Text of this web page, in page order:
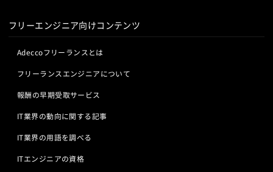
フリーエンジニア向けコンテンツ
Adeccoフリーランスとは
フリーランスエンジニアについて
報酬の早期受取サービス
IT業界の動向に関する記事
IT業界の用語を調べる
ITエンジニアの資格